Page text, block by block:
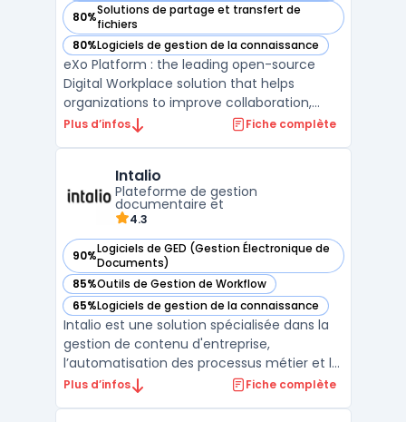
80%Solutions de partage et transfert de
fichiers
— voir eXo Platform dans cette catégorie
80%Logiciels de gestion de la connaissance
— voir eXo Platform dans cette catégorie
eXo Platform : the leading open-source
Digital Workplace solution that helps
organizations to improve collaboration,
knowledge management, and employee
documents, access relevant information,
communicate with each other, and comple
Plus d’infos Fiche complète
Intalio
Plateforme de gestion
documentaire et
4.3
90%Logiciels de GED (Gestion Électronique de
Documents)
— voir Intalio dans cette catégorie
85%Outils de Gestion de Workflow
— voir Intalio dans cette catégorie
65%Logiciels de gestion de la connaissance
— voir Intalio dans cette catégorie
Intalio est une solution spécialisée dans la
gestion de contenu d'entreprise,
l’automatisation des processus métier et la
gouvernance des données. Conçue pour
Plus d’infos Fiche complète